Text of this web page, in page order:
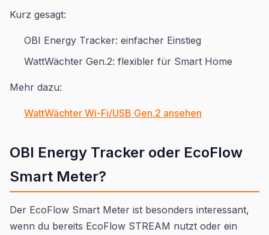
Kurz gesagt:
OBI Energy Tracker: einfacher Einstieg
WattWächter Gen.2: flexibler für Smart Home
Mehr dazu:
WattWächter Wi-Fi/USB Gen.2 ansehen
OBI Energy Tracker oder EcoFlow
Smart Meter?
Der EcoFlow Smart Meter ist besonders interessant,
wenn du bereits EcoFlow STREAM nutzt oder ein